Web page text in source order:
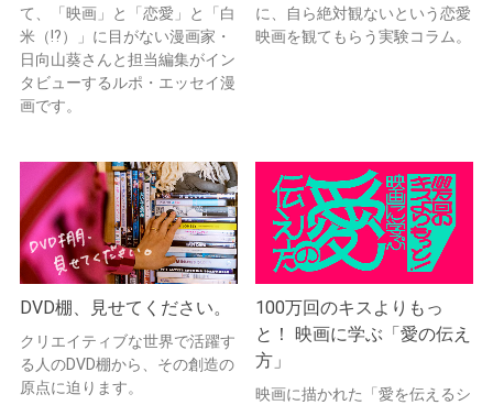
て、「映画」と「恋愛」と「白
米（!?）」に目がない漫画家・
日向山葵さんと担当編集がイン
タビューするルポ・エッセイ漫
画です。
に、自ら絶対観ないという恋愛
映画を観てもらう実験コラム。
DVD棚、見せてください。
クリエイティブな世界で活躍す
る人のDVD棚から、その創造の
原点に迫ります。
100万回のキスよりもっ
と！ 映画に学ぶ「愛の伝え
方」
映画に描かれた「愛を伝えるシ